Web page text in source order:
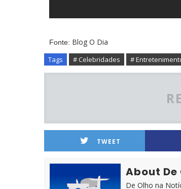
Fonte: Blog O Dia
Tags # Celebridades #
TWEET
About De
De Olho na